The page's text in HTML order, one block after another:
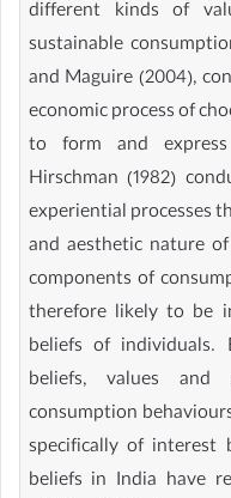
different kinds of
sustainable
and Maguire (2004),
economic process of
to form and
Hirschman (1982)
experiential processes
and aesthetic nature
components of
therefore likely to be
beliefs of individuals.
beliefs, values and
consumption
specifically of interest
beliefs in India have